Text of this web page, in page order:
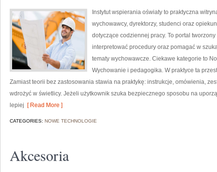
Instytut wspierania oświaty to praktyczna
wychowawcy, dyrektorzy, studenci oraz
dotyczące codziennej pracy. To portal
interpretować procedury oraz pomagać w
tematy wychowawcze. Ciekawe kategorie to
Wychowanie i pedagogika. W praktyce ta
Zamiast teorii bez zastosowania stawia na praktykę: instrukcje, omówienia,
wdrożyć w świetlicy. Jeżeli użytkownik szuka bezpiecznego sposobu na
lepiej [ Read More ]
CATEGORIES: NOWE TECHNOLOGIE
Akcesoria